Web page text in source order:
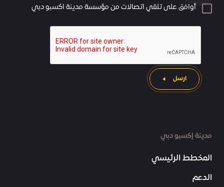
مدينة إكسبو دبي
المخطط الرئيسي
الدعم
أوافق على تلقي اتصالات من مؤسسة مدينة اكسبو دبي
ارسل